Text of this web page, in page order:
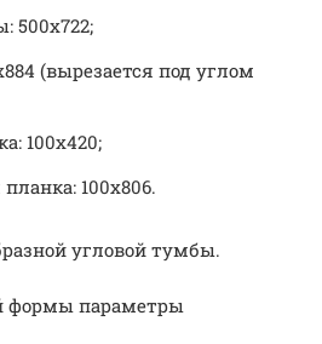
500х722;
(вырезается под углом
100х420;
100х806.
угловой тумбы.
формы параметры